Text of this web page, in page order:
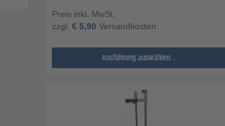
Preis inkl. MwSt.
zzgl. € 5,90 Versandkosten
Ausführung auswählen...